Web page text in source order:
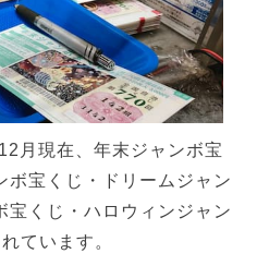
月現在、年末ジャンボ宝
ボ宝くじ・ドリームジャン
宝くじ・ハロウィンジャン
ています。